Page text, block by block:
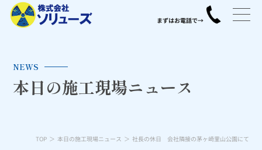
NEWS
本日の施工現場ニュース
TOP 本日の施工現場ニュース 社長の休日 会社隣接の茅ヶ崎里山公園にて